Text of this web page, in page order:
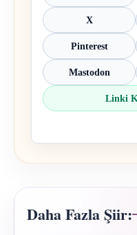
X
Pinterest
Mastodon
Linki
Daha Fazla Şiir: